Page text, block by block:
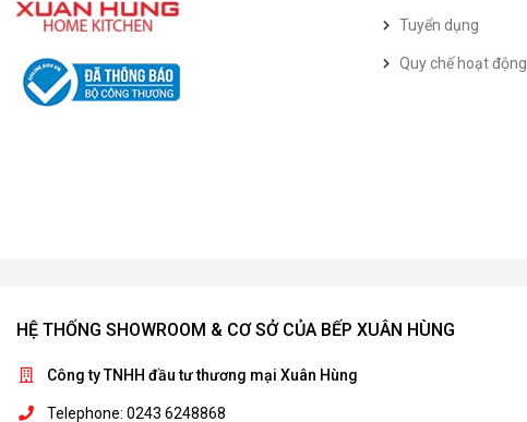
Tuyển dụng
Quy chế hoạt động
HỆ THỐNG SHOWROOM & CƠ SỞ CỦA BẾP XUÂN HÙNG
Công ty TNHH đầu tư thương mại Xuân Hùng
Telephone: 0243 6248868